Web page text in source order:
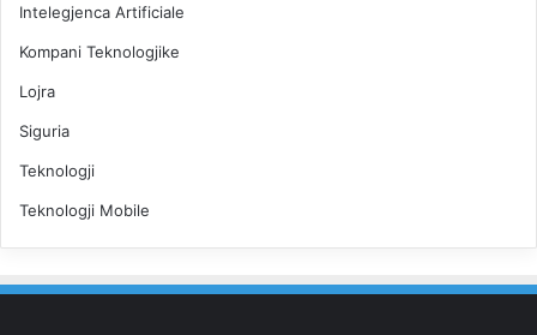
Intelegjenca Artificiale
Kompani Teknologjike
Lojra
Siguria
Teknologji
Teknologji Mobile